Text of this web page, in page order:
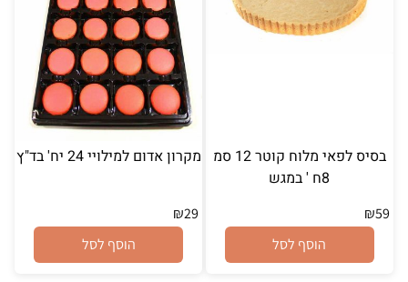
בסיס לפאי מלוח קוטר 12 סמ
8ח ' במגש
₪59
הוסף לסל
מקרון אדום למילויי 24 יח' בד"ץ
₪29
הוסף לסל